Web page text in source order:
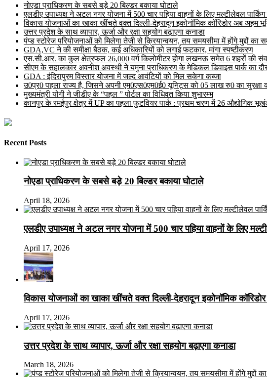
नोएडा प्राधिकरण के सबसे बड़े 20 बिल्डर बकाया घोटाले
एलडीए उपाध्यक्ष ने अटल नगर योजना में 500 चार पहिया वाहनों के लिए मल्टीलेवल पार्किंग
विकास योजनाओं का खाका खींचते वक्त दिल्ली-देहरादून इकोनॉमिक कॉरिडोर अब अहम
उत्तर प्रदेश के साथ व्यापार, ऊर्जा और रक्षा सहयोग बढ़ाएगा कनाडा
पंप्ड स्टोरेज परियोजनाओं को मिलेगा तेजी से क्रियान्वयन, तय समयसीमा में होंगे मुद्दों का
GDA,VC ने की समीक्षा बैठक, कई अधिकारियों को लगाई फटकार, मांगा स्पष्टीकरण
एस.सी.आर. का कुल क्षेत्रफल 26,000 वर्ग किलोमीटर होगा लखनऊ समेत 6 शहरों की
सीएम के सहालकार अवनीश अवस्थी ने यमुना प्राधिकरण के मेडिकल डिवाइस पार्क का दौरा
GDA : इंदिरापुरम विस्तार योजना में जल्द आवंटियों को मिल सकेगा कब्जा
उ0प्र0 पहला राज्य है, जिसने अपनी एम0एस0एम0ई0 यूनिट्स को 05 लाख रु0 का सुरक्षा
मुख्यमंत्री योगी ने जीडीए के “पहल ” पोर्टल का विधिवत किया शुभारम्भ
कानपुर के रमईपुर क्षेत्र में UP का पहला फुटवियर पार्क : प्रथम चरण में 26 औद्योगिक
Recent Posts
नोएडा प्राधिकरण के सबसे बड़े 20 बिल्डर बकाया घोटाले
April 18, 2026
एलडीए उपाध्यक्ष ने अटल नगर योजना में 500 चार पहिया वाहनों के लिए
April 17, 2026
विकास योजनाओं का खाका खींचते वक्त दिल्ली-देहरादून इकोनॉमिक
April 17, 2026
उत्तर प्रदेश के साथ व्यापार, ऊर्जा और रक्षा सहयोग बढ़ाएगा कनाडा
March 18, 2026